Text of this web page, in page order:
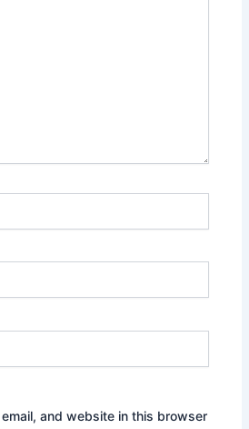
and website in this browser